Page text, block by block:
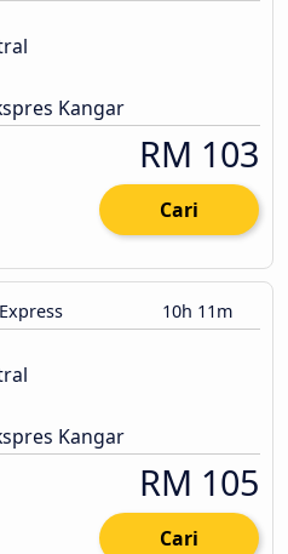
Kangar
RM 103
Cari
10h 11m
Kangar
RM 105
Cari